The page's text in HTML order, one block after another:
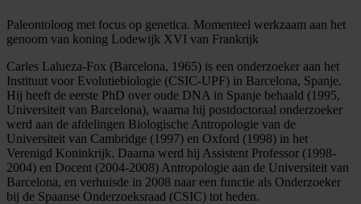
Paleontoloog met focus op genetica. Momenteel werkzaam aan het
genoom van koning Lodewijk XVI van Frankrijk
Carles Lalueza-Fox (Barcelona, 1965) is een onderzoeker aan het
Instituut voor Evolutiebiologie (CSIC-UPF) in Barcelona, Spanje.
Hij heeft de eerste PhD over oude DNA in Spanje behaald (1995,
Universiteit van Barcelona), waarna hij postdoctoraal onderzoeker
werd aan de afdelingen Biologische Antropologie van de
Universiteit van Cambridge (1997) en Oxford (1998) in het
Verenigd Koninkrijk. Daarna werd hij Assistent Professor (1998-
2004) en Docent (2004-2008) Antropologie aan de Universiteit van
Barcelona, en verhuisde in 2008 naar een functie als Onderzoeker
bij de Spaanse Onderzoeksraad (CSIC) tot heden.